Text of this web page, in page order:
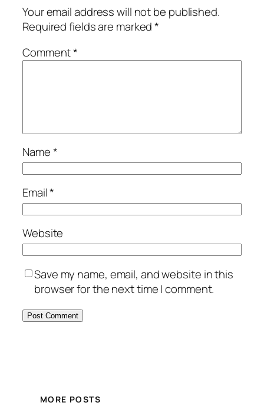
Your email address will not be published.
Required fields are marked*
Comment*
Name*
Email*
Website
Save my name, email, and website in this
browser for the next time I comment.
MORE POSTS